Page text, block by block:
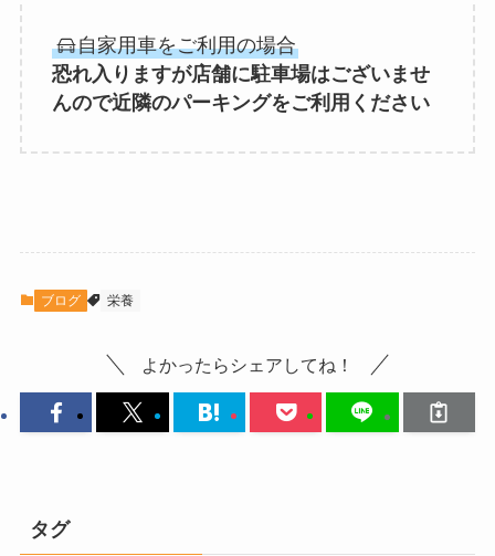
自家用車をご利用の場合
恐れ入りますが店舗に駐車場はございませ
んので近隣のパーキングをご利用ください
ブログ 栄養
よかったらシェアしてね！
タグ